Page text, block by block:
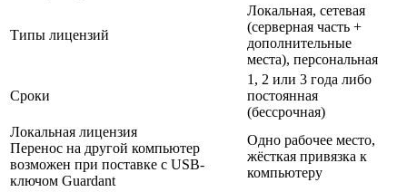
Типы лицензий
Локальная, сетевая
(серверная часть +
дополнительные
места), персональная
Сроки
1, 2 или 3 года либо
постоянная
(бессрочная)
Локальная лицензия
Перенос на другой компьютер
возможен при поставке с USB-
ключом Guardant
Одно рабочее место,
жёсткая привязка к
компьютеру